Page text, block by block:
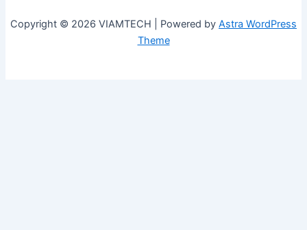
Copyright © 2026 VIAMTECH | Powered by Astra WordPress
Theme